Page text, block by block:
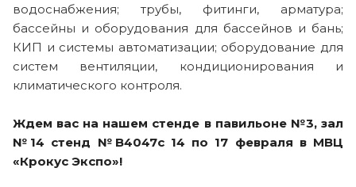
водоснабжения; трубы, фитинги, арматура;
бассейны и оборудования для бассейнов и бань;
КИП и системы автоматизации; оборудование для
систем вентиляции, кондиционирования и
климатического контроля.
Ждем вас на нашем стенде в павильоне №3, зал
№14 стенд №B4047с 14 по 17 февраля в МВЦ
«Крокус Экспо»!